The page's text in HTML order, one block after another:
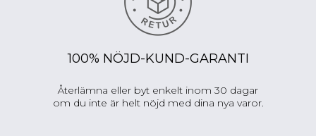
100% NÖJD-KUND-GARANTI
Återlämna eller byt enkelt inom 30 dagar
om du inte är helt nöjd med dina nya varor.